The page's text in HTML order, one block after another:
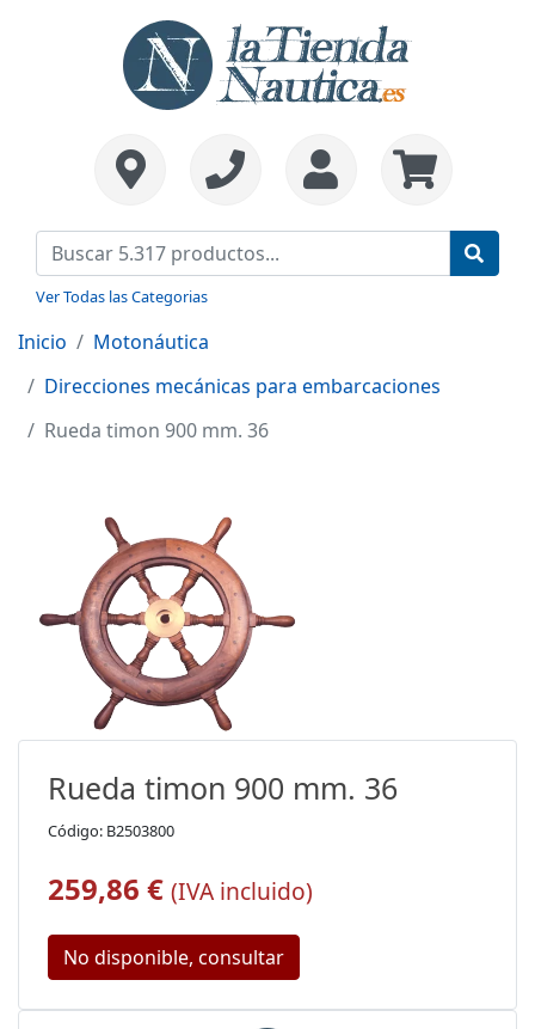
Ver Todas las Categorias
Inicio
Motonáutica
Direcciones mecánicas para embarcaciones
Rueda timon 900 mm. 36
Rueda timon 900 mm. 36
Código: B2503800
259,86 € (IVA incluido)
No disponible, consultar